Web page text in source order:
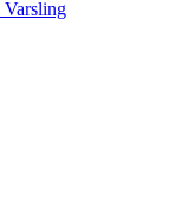
Varsling